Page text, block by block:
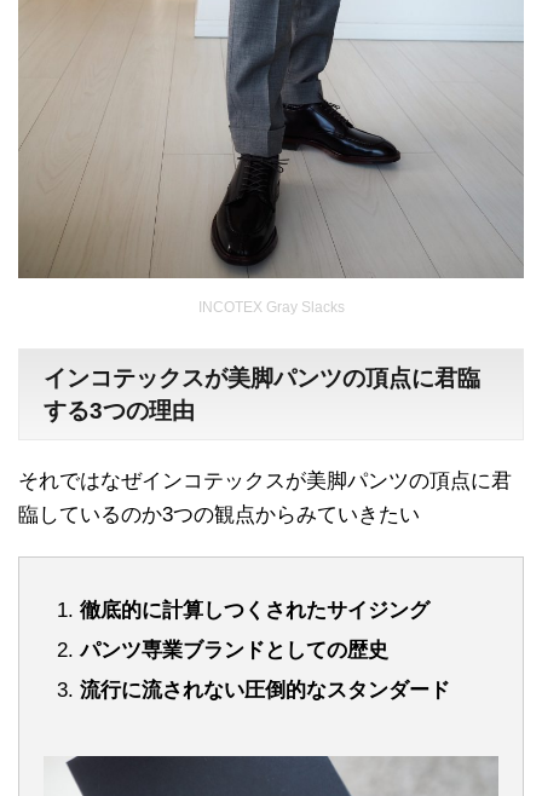
INCOTEX Gray Slacks
インコテックスが美脚パンツの頂点に君臨
する3つの理由
それではなぜインコテックスが美脚パンツの頂点に君
臨しているのか3つの観点からみていきたい
徹底的に計算しつくされたサイジング
パンツ専業ブランドとしての歴史
流行に流されない圧倒的なスタンダード